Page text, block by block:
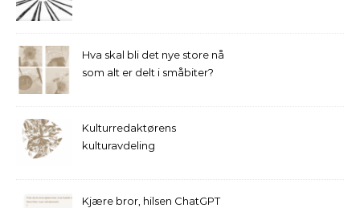
Hva skal bli det nye store nå
som alt er delt i småbiter?
Kulturredaktørens
kulturavdeling
Kjære bror, hilsen ChatGPT